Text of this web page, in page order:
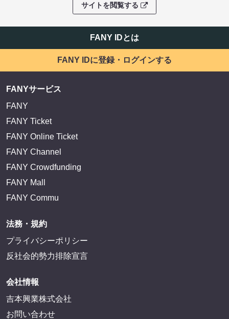
サイトを閲覧する
FANY IDとは
FANY IDに登録・ログインする
FANYサービス
FANY
FANY Ticket
FANY Online Ticket
FANY Channel
FANY Crowdfunding
FANY Mall
FANY Commu
法務・規約
プライバシーポリシー
反社会的勢力排除宣言
会社情報
吉本興業株式会社
お問い合わせ